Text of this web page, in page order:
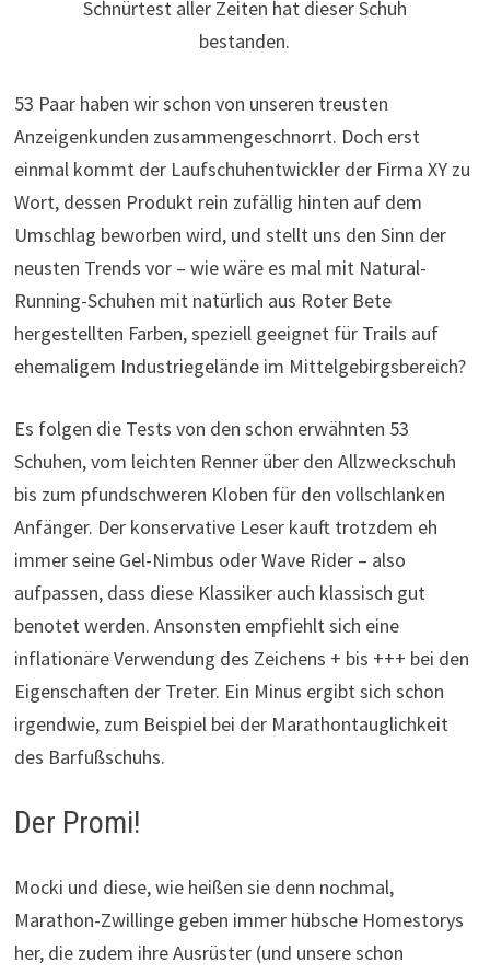
Schnürtest aller Zeiten hat dieser Schuh
bestanden.
53 Paar haben wir schon von unseren treusten
Anzeigenkunden zusammengeschnorrt. Doch erst
einmal kommt der Laufschuhentwickler der Firma XY zu
Wort, dessen Produkt rein zufällig hinten auf dem
Umschlag beworben wird, und stellt uns den Sinn der
neusten Trends vor – wie wäre es mal mit Natural-
Running-Schuhen mit natürlich aus Roter Bete
hergestellten Farben, speziell geeignet für Trails auf
ehemaligem Industriegelände im Mittelgebirgsbereich?
Es folgen die Tests von den schon erwähnten 53
Schuhen, vom leichten Renner über den Allzweckschuh
bis zum pfundschweren Kloben für den vollschlanken
Anfänger. Der konservative Leser kauft trotzdem eh
immer seine Gel-Nimbus oder Wave Rider – also
aufpassen, dass diese Klassiker auch klassisch gut
benotet werden. Ansonsten empfiehlt sich eine
inflationäre Verwendung des Zeichens + bis +++ bei den
Eigenschaften der Treter. Ein Minus ergibt sich schon
irgendwie, zum Beispiel bei der Marathontauglichkeit
des Barfußschuhs.
Der Promi!
Mocki und diese, wie heißen sie denn nochmal,
Marathon-Zwillinge geben immer hübsche Homestorys
her, die zudem ihre Ausrüster (und unsere schon